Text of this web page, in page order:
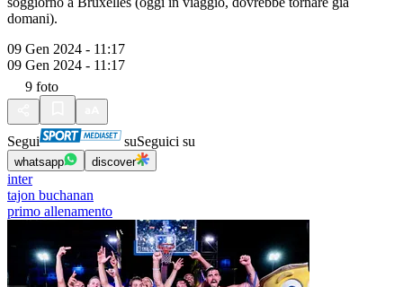
domani).
09 Gen 2024 - 11:17
09 Gen 2024 - 11:17
9 foto
Segui suSeguici su
whatsapp discover
inter
tajon buchanan
primo allenamento